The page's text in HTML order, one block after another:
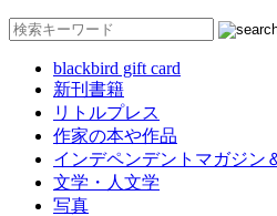
blackbird gift card
新刊書籍
リトルプレス
作家の本や作品
インデペンデントマガジン
文学・人文学
写真